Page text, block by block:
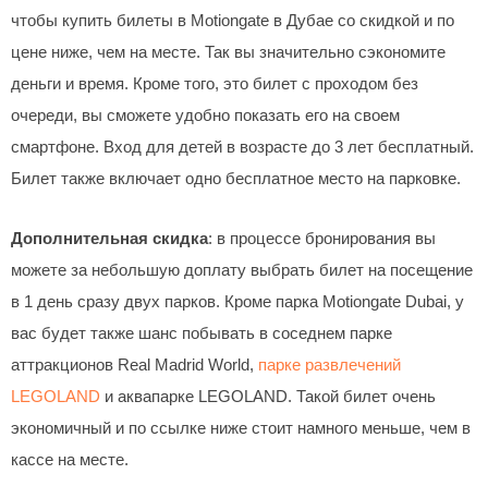
чтобы купить билеты в Motiongate в Дубае со скидкой и по
цене ниже, чем на месте. Так вы значительно сэкономите
деньги и время. Кроме того, это билет с проходом без
очереди, вы сможете удобно показать его на своем
смартфоне. Вход для детей в возрасте до 3 лет бесплатный.
Билет также включает одно бесплатное место на парковке.
Дополнительная скидка: в процессе бронирования вы
можете за небольшую доплату выбрать билет на посещение
в 1 день сразу двух парков. Кроме парка Motiongate Dubai, у
вас будет также шанс побывать в соседнем парке
аттракционов Real Madrid World, парке развлечений
LEGOLAND и аквапарке LEGOLAND. Такой билет очень
экономичный и по ссылке ниже стоит намного меньше, чем в
кассе на месте.